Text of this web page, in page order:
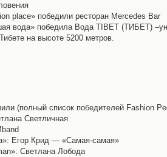
place» победили ресторан Mercedes Bar
вода» победила Вода TIBET (ТИБЕТ)
на высоте 5200 метров.
(полный список победителей Fashion
Светличная
Егор Крид — «Самая-самая»
Светлана Лобода